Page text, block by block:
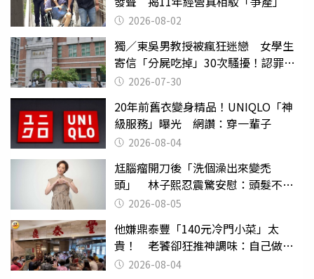
2026-08-02
獨／東吳男教授被瘋狂迷戀 女學生
寄信「分屍吃掉」30次騷擾！認罪免
關 2026-07-30
20年前舊衣變身精品！UNIQLO「神
級服務」曝光 網讚：穿一輩子
2026-08-04
尪腦瘤開刀後「洗個澡出來變禿
頭」 林子熙忍震驚安慰：頭髮不重
要 2026-08-05
他嫌鼎泰豐「140元冷門小菜」太
貴！ 老饕卻狂推神調味：自己做不
出來2026-08-04